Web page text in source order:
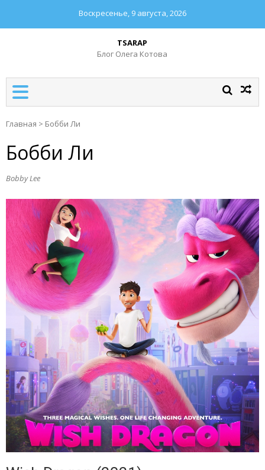
Воскресенье, 9 августа, 2026
TSARAP
Блог Олега Котова
Главная > Бобби Ли
Бобби Ли
Bobby Lee